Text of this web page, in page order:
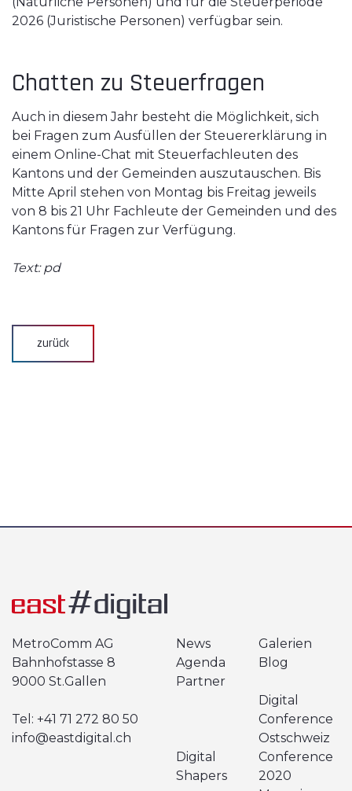
2026 (Juristische Personen) verfügbar sein.
Chatten zu Steuerfragen
Auch in diesem Jahr besteht die Möglichkeit, sich
bei Fragen zum Ausfüllen der Steuererklärung in
einem Online-Chat mit Steuerfachleuten des
Kantons und der Gemeinden auszutauschen. Bis
Mitte April stehen von Montag bis Freitag jeweils
von 8 bis 21 Uhr Fachleute der Gemeinden und des
Kantons für Fragen zur Verfügung.
Text: pd
zurück
MetroComm AG
Bahnhofstasse 8
9000 St.Gallen
Tel: +41 71 272 80 50
info@eastdigital.ch
News
Galerien
Agenda
Blog
Partner
Digital
Conference
Ostschweiz
Digital
Shapers
Conference
2020